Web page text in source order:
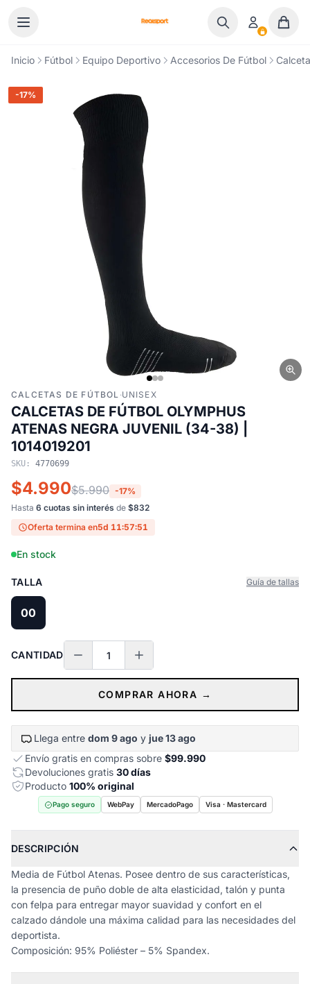
Inicio Fútbol Equipo Deportivo Accesorios De Fútbol
-17%
CALCETAS DE FÚTBOL ·UNISEX
CALCETAS DE FÚTBOL OLYMPHUS
ATENAS NEGRA JUVENIL (34-38) |
1014019201
SKU: 4770699
$4.990$5.990 -17%
Hasta 6 cuotas sin interés de $832
Oferta termina en5d 11:57:51
En stock
TALLA Guía de tallas
00
CANTIDAD
COMPRAR AHORA →
Llega entre dom 9 ago y jue 13 ago
Envío gratis en compras sobre $99.990
Devoluciones gratis 30 días
Producto 100% original
Pago seguro WebPay MercadoPago Visa · Mastercard
DESCRIPCIÓN
Media de Fútbol Atenas. Posee dentro de sus características,
la presencia de puño doble de alta elasticidad, talón y punta
con felpa para entregar mayor suavidad y confort en el
calzado dándole una máxima calidad para las necesidades del
deportista.
Composición: 95% Poliéster – 5% Spandex.